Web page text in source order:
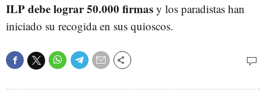
ILP debe lograr 50.000 firmas y los paradistas han
iniciado su recogida en sus quioscos.